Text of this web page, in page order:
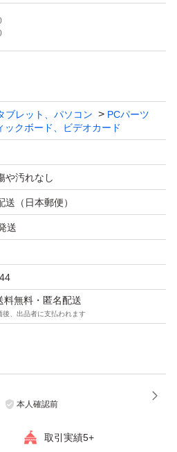
ブレット、パソコン
PCパーツ
ックボード、ビデオカード
や汚れなし
送（日本郵便）
送
料無料・匿名配送
、出品者に支払われます
本人確認前
取引実績5+